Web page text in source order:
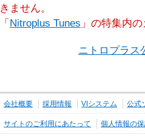
きません。
「 Nitroplus Tunes 」の特集内
ニトロプラス
会社概要 採用情報 VIシステム 公式
サイトのご利用にあたって 個人情報の